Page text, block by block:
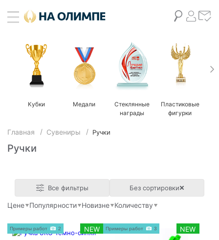
Кубки Медали
Стеклянные
награды
Пластиковые
фигурки
Главная Сувениры Ручки
Ручки
Все фильтры Без сортировки
Цене Популярности Новизне Количеству
NEW
Примеры работ 2 NEW
Примеры работ 3